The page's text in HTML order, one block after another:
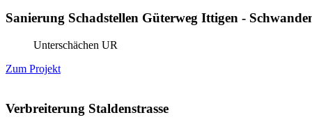
Sanierung Schadstellen Güterweg Ittigen -
Unterschächen UR
Zum Projekt
Verbreiterung Staldenstrasse